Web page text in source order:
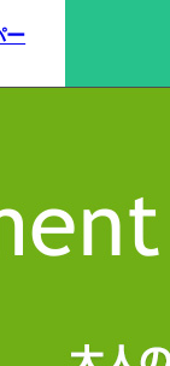
ー